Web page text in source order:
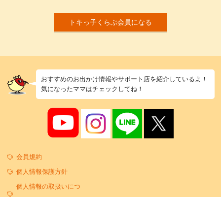
トキっ子くらぶ会員になる
おすすめのお出かけ情報やサポート店を紹介しているよ！
気になったママはチェックしてね！
会員規約
個人情報保護方針
個人情報の取扱いにつ